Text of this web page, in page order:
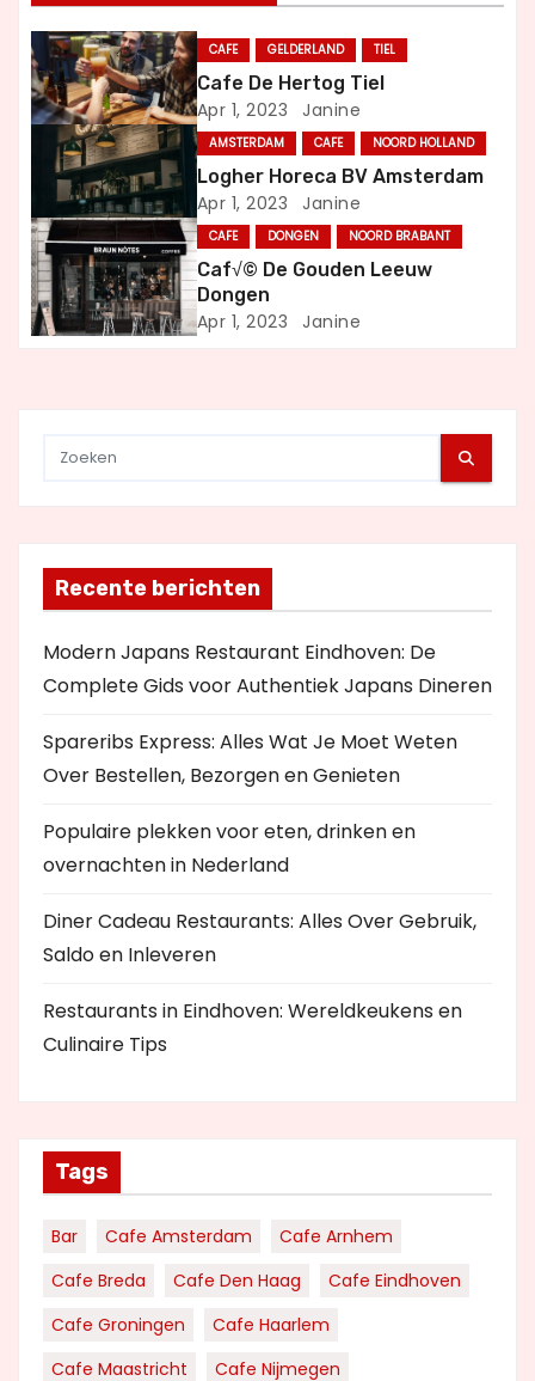
n
a
v
g
a
t
CAFE GELDERLAND TIEL
Cafe De Hertog Tiel
Apr 1, 2023 Janine
AMSTERDAM CAFE NOORD HOLLAND
Logher Horeca BV Amsterdam
Apr 1, 2023 Janine
CAFE DONGEN NOORD BRABANT
Caf√© De Gouden Leeuw
Dongen
Apr 1, 2023 Janine
Recente berichten
Modern Japans Restaurant Eindhoven: De
Complete Gids voor Authentiek Japans Dineren
Spareribs Express: Alles Wat Je Moet Weten
Over Bestellen, Bezorgen en Genieten
Populaire plekken voor eten, drinken en
overnachten in Nederland
Diner Cadeau Restaurants: Alles Over Gebruik,
Saldo en Inleveren
Restaurants in Eindhoven: Wereldkeukens en
Culinaire Tips
Tags
Bar Cafe Amsterdam
Cafe Arnhem
Cafe Breda
Cafe Den Haag
Cafe Eindhoven
Cafe Groningen
Cafe Haarlem
Cafe Maastricht
Cafe Nijmegen